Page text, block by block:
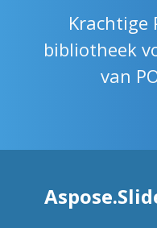
Krachtige
bibliotheek
van